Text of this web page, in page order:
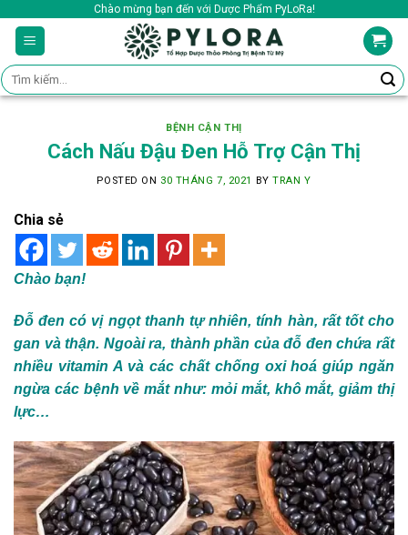
content
Chào mừng bạn đến với Dược Phẩm PyLoRa!
Tìm
kiếm:
BỆNH CẬN THỊ
Cách Nấu Đậu Đen Hỗ Trợ Cận Thị
POSTED ON 30 THÁNG 7, 2021 BYTRAN Y
Chia sẻ
Chào bạn!
Đỗ đen có vị ngọt thanh tự nhiên, tính hàn, rất tốt cho
gan và thận. Ngoài ra, thành phần của đỗ đen chứa rất
nhiều vitamin A và các chất chống oxi hoá giúp ngăn
ngừa các bệnh về mắt như: mỏi mắt, khô mắt, giảm thị
lực…